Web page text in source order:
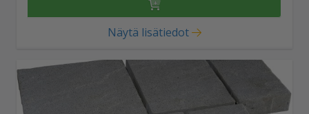
Näytä lisätiedot